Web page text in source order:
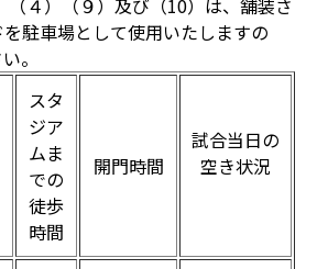
駐車場として使用いたしますの
。
スタ
ジア
ムま
での
徒歩
時間
開門時間
試合当日の
空き状況